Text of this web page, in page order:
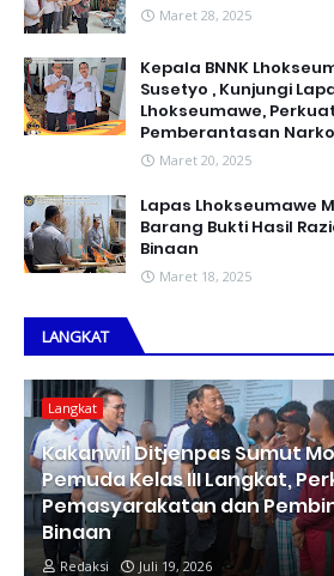
Maret 28, 2025
Kepala BNNK
Susetyo , Kunjungi
Lhokseumawe,
Pemberantasan
Maret 20, 2025
Lapas Lhokseumawe
Barang Bukti Hasil
Binaan
Maret 18, 2025
LANGKAT
Langkat
Kakanwil Ditjenpas Sumut
Pemuda Kelas III Langkat,
Pemasyarakatan dan
Binaan
Redaksi Juli 19, 2026